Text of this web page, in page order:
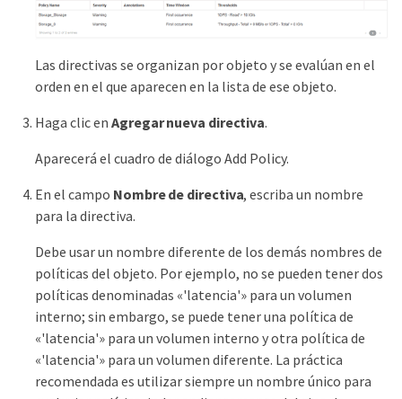
Las directivas se organizan por objeto y se evalúan en el
orden en el que aparecen en la lista de ese objeto.
Haga clic en Agregar nueva directiva.
Aparecerá el cuadro de diálogo Add Policy.
En el campo Nombre de directiva, escriba un nombre
para la directiva.
Debe usar un nombre diferente de los demás nombres de
políticas del objeto. Por ejemplo, no se pueden tener dos
políticas denominadas «'latencia'» para un volumen
interno; sin embargo, se puede tener una política de
«'latencia'» para un volumen interno y otra política de
«'latencia'» para un volumen diferente. La práctica
recomendada es utilizar siempre un nombre único para